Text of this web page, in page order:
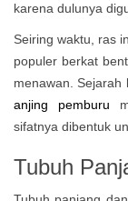
karena dulunya
Seiring waktu, ras
populer berkat
menawan. Sejarah
anjing pemburu
sifatnya dibentuk
Tubuh